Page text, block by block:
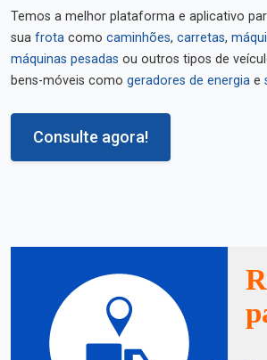
Temos a melhor plataforma e aplicativo
sua frota como caminhões, carretas,
máquinas pesadas ou outros tipos de
bens-móveis como geradores de energia e
Consulte agora!